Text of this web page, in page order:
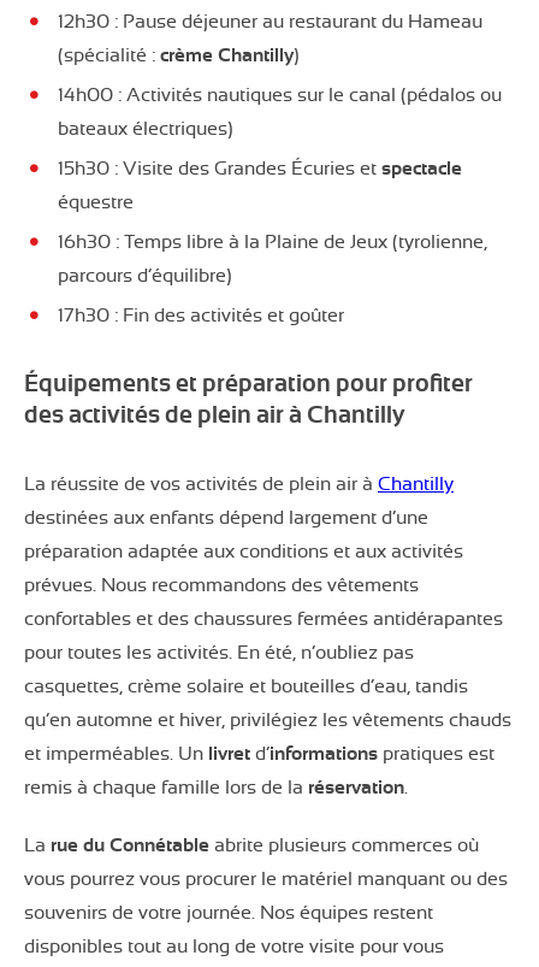
12h30 : Pause déjeuner au restaurant du Hameau
(spécialité : crème Chantilly)
14h00 : Activités nautiques sur le canal (pédalos ou
bateaux électriques)
15h30 : Visite des Grandes Écuries et spectacle
équestre
16h30 : Temps libre à la Plaine de Jeux (tyrolienne,
parcours d’équilibre)
17h30 : Fin des activités et goûter
Équipements et préparation pour profiter
des activités de plein air à Chantilly
La réussite de vos activités de plein air à Chantilly
destinées aux enfants dépend largement d’une
préparation adaptée aux conditions et aux activités
prévues. Nous recommandons des vêtements
confortables et des chaussures fermées antidérapantes
pour toutes les activités. En été, n’oubliez pas
casquettes, crème solaire et bouteilles d’eau, tandis
qu’en automne et hiver, privilégiez les vêtements chauds
et imperméables. Un livret d’informations pratiques est
remis à chaque famille lors de la réservation
La rue du Connétable abrite plusieurs commerces où
vous pourrez vous procurer le matériel manquant ou des
souvenirs de votre journée. Nos équipes restent
disponibles tout au long de votre visite pour vous